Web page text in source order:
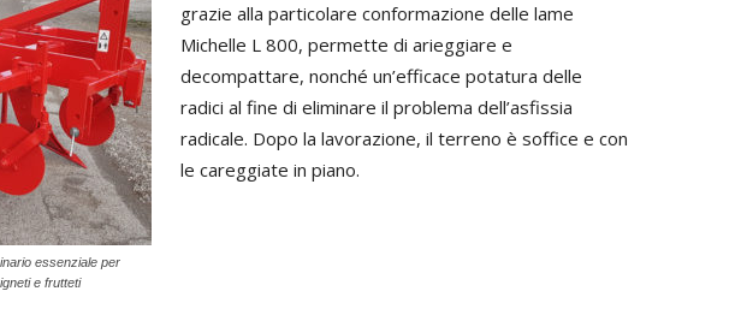
essenziale per
e frutteti
grazie alla particolare conformazione delle lame
Michelle L 800, permette di arieggiare e
decompattare, nonché un’efficace potatura delle
radici al fine di eliminare il problema dell’asfissia
radicale. Dopo la lavorazione, il terreno è soffice e con
le careggiate in piano.